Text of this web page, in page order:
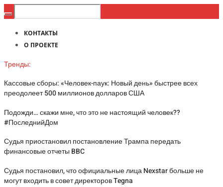
КОНТАКТЫ
О ПРОЕКТЕ
Тренды:
Кассовые сборы: «Человек-паук: Новый день» быстрее всех
преодолеет 500 миллионов долларов США
Подожди… скажи мне, что это не настоящий человек??
#ПоследнийДом
Судья приостановил постановление Трампа передать
финансовые отчеты BBC
Судья постановил, что официальные лица Nexstar больше не
могут входить в совет директоров Tegna